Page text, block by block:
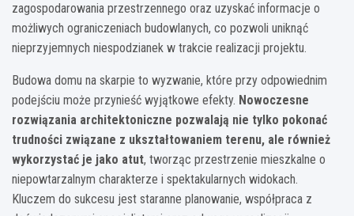
zagospodarowania przestrzennego oraz uzyskać informacje o
możliwych ograniczeniach budowlanych, co pozwoli uniknąć
nieprzyjemnych niespodzianek w trakcie realizacji projektu.
Budowa domu na skarpie to wyzwanie, które przy odpowiednim
podejściu może przynieść wyjątkowe efekty. Nowoczesne
rozwiązania architektoniczne pozwalają nie tylko pokonać
trudności związane z ukształtowaniem terenu, ale również
wykorzystać je jako atut, tworząc przestrzenie mieszkalne o
niepowtarzalnym charakterze i spektakularnych widokach.
Kluczem do sukcesu jest staranne planowanie, współpraca z